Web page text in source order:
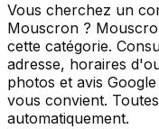
Vous cherchez un
Mouscron ?
cette catégorie.
adresse, horaires
photos et avis
vous convient.
automatiquement.